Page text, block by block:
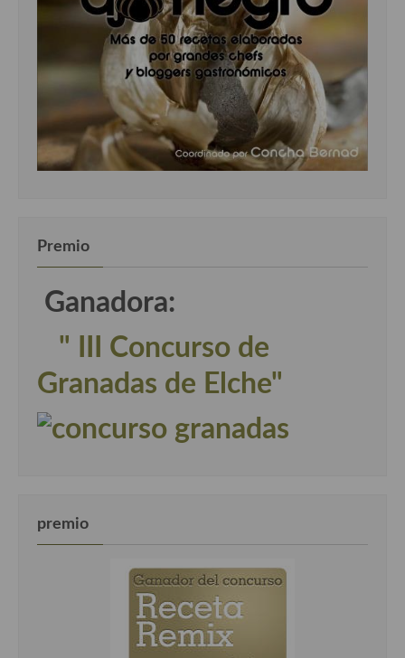
Premio
Ganadora:
" III Concurso de
Granadas de Elche"
premio